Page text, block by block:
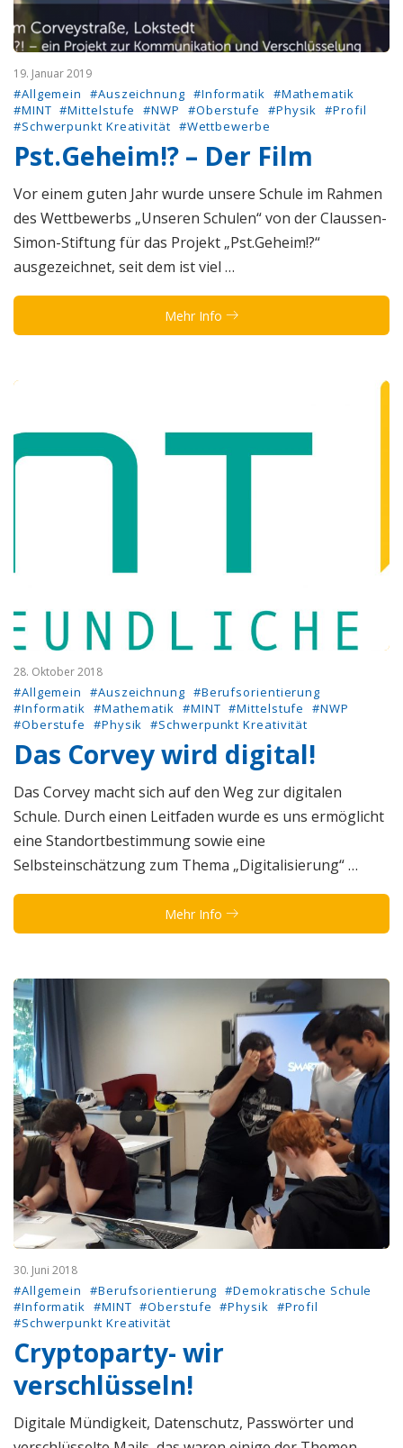
19. Januar 2019
#Allgemein #Auszeichnung #Informatik #Mathematik
#MINT #Mittelstufe #NWP #Oberstufe #Physik #Profil
#Schwerpunkt Kreativität #Wettbewerbe
Pst.Geheim!? – Der Film
Vor einem guten Jahr wurde unsere Schule im Rahmen
des Wettbewerbs „Unseren Schulen“ von der Claussen-
Simon-Stiftung für das Projekt „Pst.Geheim!?“
ausgezeichnet, seit dem ist viel …
Mehr Info
28. Oktober 2018
#Allgemein #Auszeichnung #Berufsorientierung
#Informatik #Mathematik #MINT #Mittelstufe
#NWP
#Oberstufe
#Physik #Schwerpunkt Kreativität
Das Corvey wird digital!
Das Corvey macht sich auf den Weg zur digitalen
Schule. Durch einen Leitfaden wurde es uns ermöglicht
eine Standortbestimmung sowie eine
Selbsteinschätzung zum Thema „Digitalisierung“ …
Mehr Info
30. Juni 2018
#Allgemein #Berufsorientierung #Demokratische Schule
#Informatik #MINT #Oberstufe #Physik #Profil
#Schwerpunkt Kreativität
Cryptoparty- wir
verschlüsseln!
Digitale Mündigkeit, Datenschutz, Passwörter und